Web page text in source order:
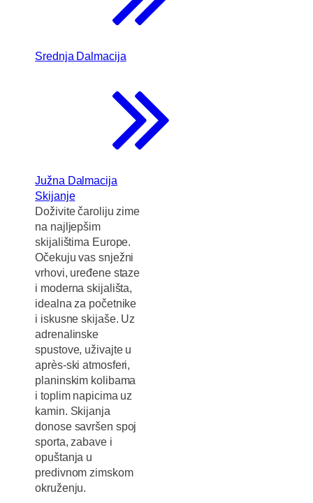
Srednja Dalmacija
Južna Dalmacija
Skijanje
Doživite čaroliju zime
na najljepšim
skijalištima Europe.
Očekuju vas snježni
vrhovi, uređene staze
i moderna skijališta,
idealna za početnike
i iskusne skijaše. Uz
adrenalinske
spustove, uživajte u
après-ski atmosferi,
planinskim kolibama
i toplim napicima uz
kamin. Skijanja
donose savršen spoj
sporta, zabave i
opuštanja u
predivnom zimskom
okruženju.